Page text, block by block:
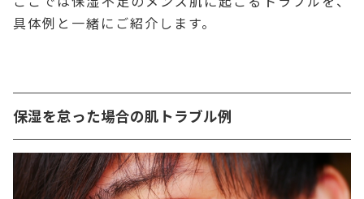
具体例と一緒にご紹介します。
保湿を怠った場合の肌トラブル例